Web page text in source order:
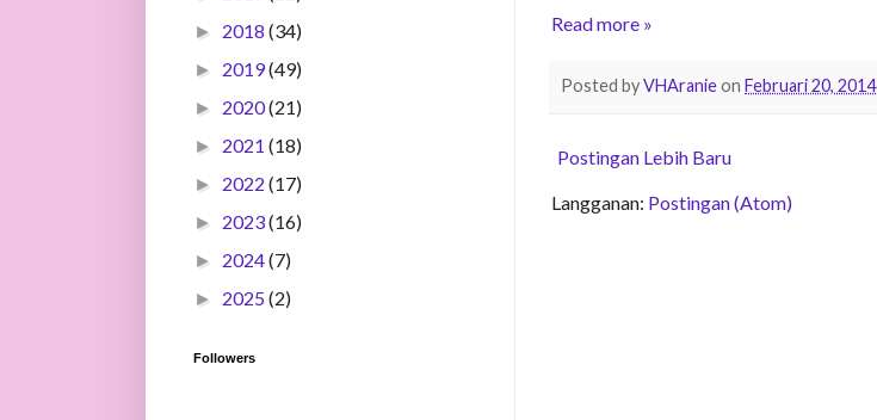
Read more »
Posted byVHAranieon Februari 20, 2014
Postingan Lebih Baru
Langganan: Postingan (Atom)
► 2018 (34)
► 2019(49)
► 2020(21)
► 2021 (18)
► 2022 (17)
► 2023(16)
► 2024(7)
► 2025(2)
Followers